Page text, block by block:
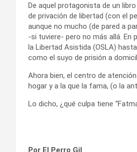
De aquel protagonista de un
de privación de libertad (con el
aunque no mucho (de pared a
-si tuviere- pero no más allá. En
la Libertad Asistida (OSLA)
como el suyo de prisión a
Ahora bien, el centro de
hogar y a la que la fama, (o la
Lo dicho, ¿qué culpa tiene
Por El Perro Gil